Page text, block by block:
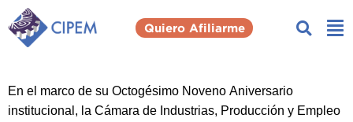
Quiero Afiliarme
En el marco de su Octogésimo Noveno Aniversario
institucional, la Cámara de Industrias, Producción y Empleo